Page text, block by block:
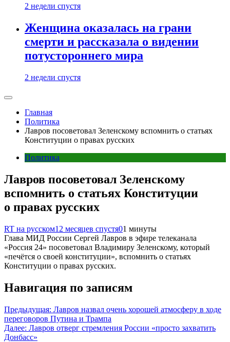
2 недели спустя
Женщина оказалась на грани
смерти и рассказала о видении
потустороннего мира
2 недели спустя
Главная
Политика
Лавров посоветовал Зеленскому вспомнить о статьях
Конституции о правах русских
Политика
Лавров посоветовал Зеленскому
вспомнить о статьях Конституции
о правах русских
RT на русском12 месяцев спустя01 минуты
Глава МИД России Сергей Лавров в эфире телеканала
«Россия 24» посоветовал Владимиру Зеленскому, который
«печётся о своей конституции», вспомнить о статьях
Конституции о правах русских.
Навигация по записям
Предыдущая: Лавров назвал очень хорошей атмосферу в ходе
переговоров Путина и Трампа
Далее: Лавров отверг стремления России «просто захватить
Донбасс»